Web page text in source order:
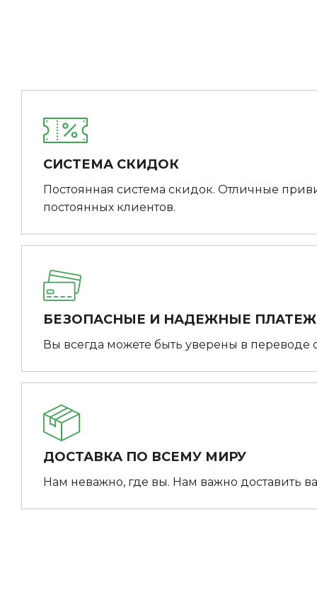
СИСТЕМА СКИДОК
Постоянная система скидок. Отличные
постоянных клиентов.
БЕЗОПАСНЫЕ И НАДЕЖНЫЕ
Вы всегда можете быть уверены в переводе
ДОСТАВКА ПО ВСЕМУ МИРУ
Нам неважно, где вы. Нам важно доставить